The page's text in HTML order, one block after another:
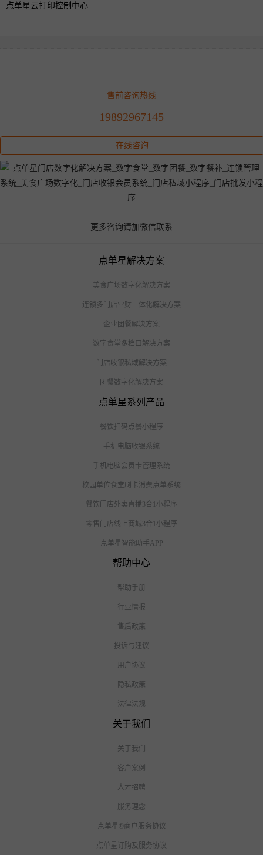
点单星云打印控制中心
售前咨询热线
19892967145
在线咨询
更多咨询请加微信联系
点单星解决方案
美食广场数字化解决方案
连锁多门店业财一体化解决方案
企业团餐解决方案
数字食堂多档口解决方案
门店收银私域解决方案
团餐数字化解决方案
点单星系列产品
餐饮扫码点餐小程序
手机电脑收银系统
手机电脑会员卡管理系统
校园单位食堂刷卡消费点单系统
餐饮门店外卖直播3合1小程序
零售门店线上商城3合1小程序
点单星智能助手APP
帮助中心
帮助手册
行业情报
售后政策
投诉与建议
用户协议
隐私政策
法律法规
关于我们
关于我们
客户案例
人才招聘
服务理念
点单星®商户服务协议
点单星订购及服务协议